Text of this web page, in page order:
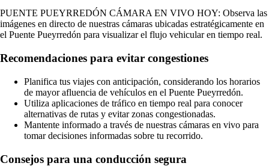
PUENTE PUEYRREDÓN CÁMARA EN VIVO HOY: Observa las
imágenes en directo de nuestras cámaras ubicadas estratégicamente en
el Puente Pueyrredón para visualizar el flujo vehicular en tiempo real.
Recomendaciones para evitar congestiones
Planifica tus viajes con anticipación, considerando los horarios
de mayor afluencia de vehículos en el Puente Pueyrredón.
Utiliza aplicaciones de tráfico en tiempo real para conocer
alternativas de rutas y evitar zonas congestionadas.
Mantente informado a través de nuestras cámaras en vivo para
tomar decisiones informadas sobre tu recorrido.
Consejos para una conducción segura